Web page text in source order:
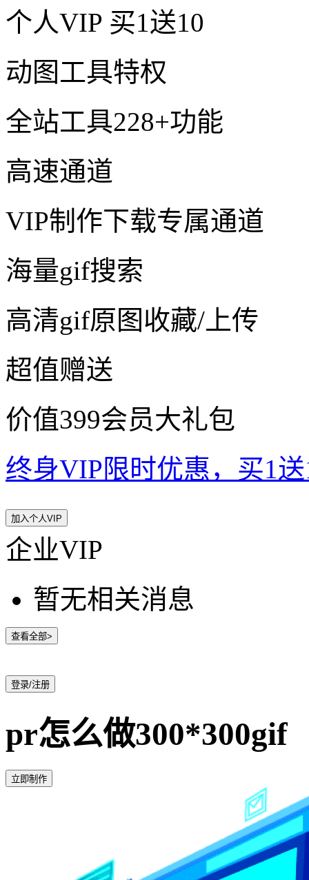
个人VIP 买1送10
动图工具特权
全站工具228+功能
高速通道
VIP制作下载专属通道
海量gif搜索
高清gif原图收藏/上传
超值赠送
价值399会员大礼包
终身VIP限时优惠，买1
加入个人VIP
企业VIP
暂无相关消息
查看全部>
登录/注册
pr怎么做300*300gif
立即制作